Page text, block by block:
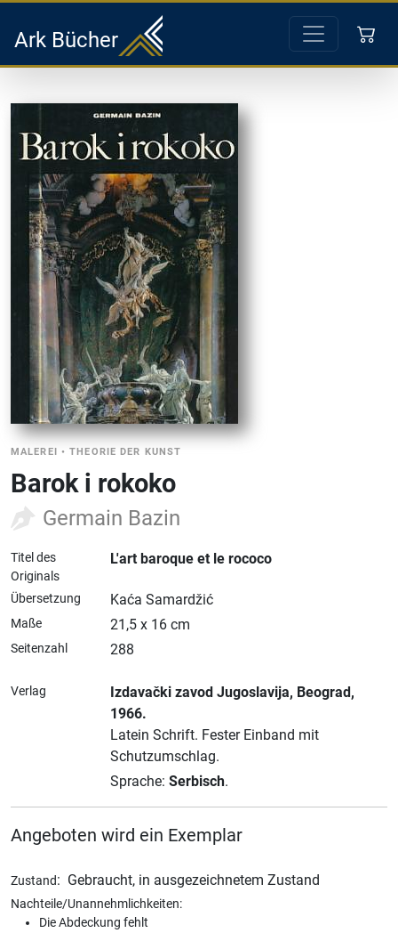
Ark Bücher
MALEREI •THEORIE DER KUNST
Barok i rokoko
Germain Bazin
Titel des
Originals
L'art baroque et le rococo
Übersetzung Kaća Samardžić
Maße 21,5 x 16 cm
Seitenzahl 288
Verlag Izdavački zavod Jugoslavija, Beograd,
1966.
Latein Schrift. Fester Einband mit
Schutzumschlag.
Sprache: Serbisch.
Angeboten wird ein Exemplar
Zustand: Gebraucht, in ausgezeichnetem Zustand
Nachteile/Unannehmlichkeiten:
Die Abdeckung fehlt